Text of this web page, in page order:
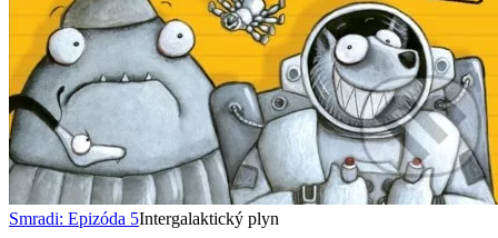
Smradi: Epizóda 5Intergalaktický plyn